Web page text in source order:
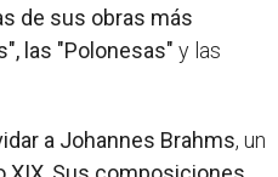
de sus obras más
las "Polonesas" y las
a Johannes Brahms, un